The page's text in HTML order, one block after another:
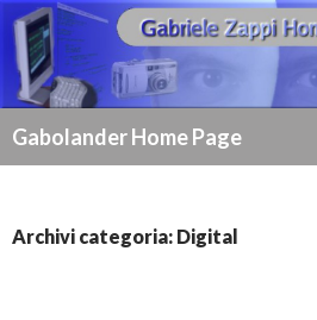
Gabolander Home Page
Archivi categoria: Digital